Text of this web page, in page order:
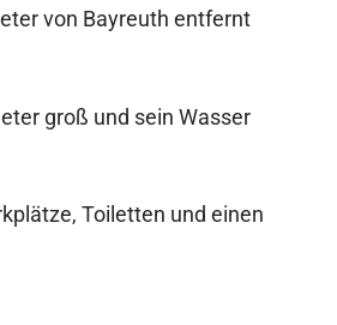
von Bayreuth entfernt
groß und sein Wasser
Toiletten und einen